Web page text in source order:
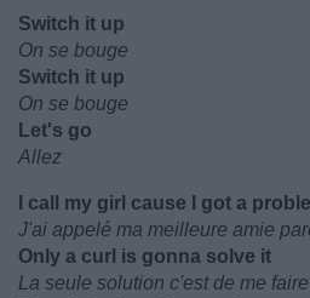
Switch it up
On se bouge
Switch it up
On se bouge
Let's go
Allez
I call my girl cause I got a
J'ai appelé ma meilleure amie
Only a curl is gonna solve it
La seule solution c'est de me